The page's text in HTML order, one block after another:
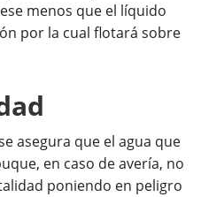
menos que el líquido
por la cual flotará sobre
asegura que el agua que
en caso de avería, no
poniendo en peligro